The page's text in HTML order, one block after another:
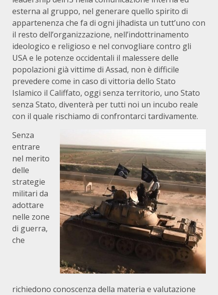
esterna al gruppo, nel generare quello spirito di
appartenenza che fa di ogni jihadista un tutt’uno con
il resto dell’organizzazione, nell’indottrinamento
ideologico e religioso e nel convogliare contro gli
USA e le potenze occidentali il malessere delle
popolazioni già vittime di Assad, non è difficile
prevedere come in caso di vittoria dello Stato
Islamico il Califfato, oggi senza territorio, uno Stato
senza Stato, diventerà per tutti noi un incubo reale
con il quale rischiamo di confrontarci tardivamente.
Senza
entrare
nel merito
delle
strategie
militari da
adottare
nelle zone
di guerra,
che
richiedono conoscenza della materia e valutazione